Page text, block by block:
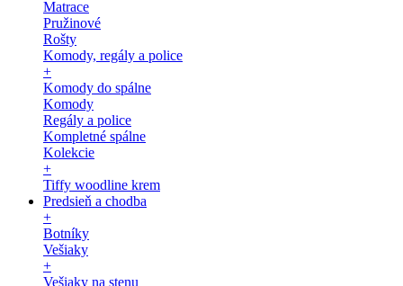
Matrace
Pružinové
Rošty
Komody, regály a police
+
Komody do spálne
Komody
Regály a police
Kompletné spálne
Kolekcie
+
Tiffy woodline krem
Predsieň a chodba
+
Botníky
Vešiaky
+
Vešiaky na stenu